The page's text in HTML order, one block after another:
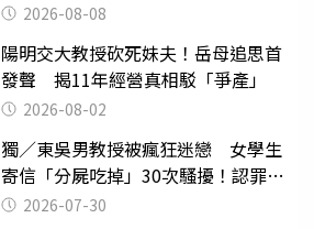
2026-08-08
陽明交大教授砍死妹夫！岳母追思首
發聲 揭11年經營真相駁「爭產」
2026-08-02
獨／東吳男教授被瘋狂迷戀 女學生
寄信「分屍吃掉」30次騷擾！認罪免
關 2026-07-30